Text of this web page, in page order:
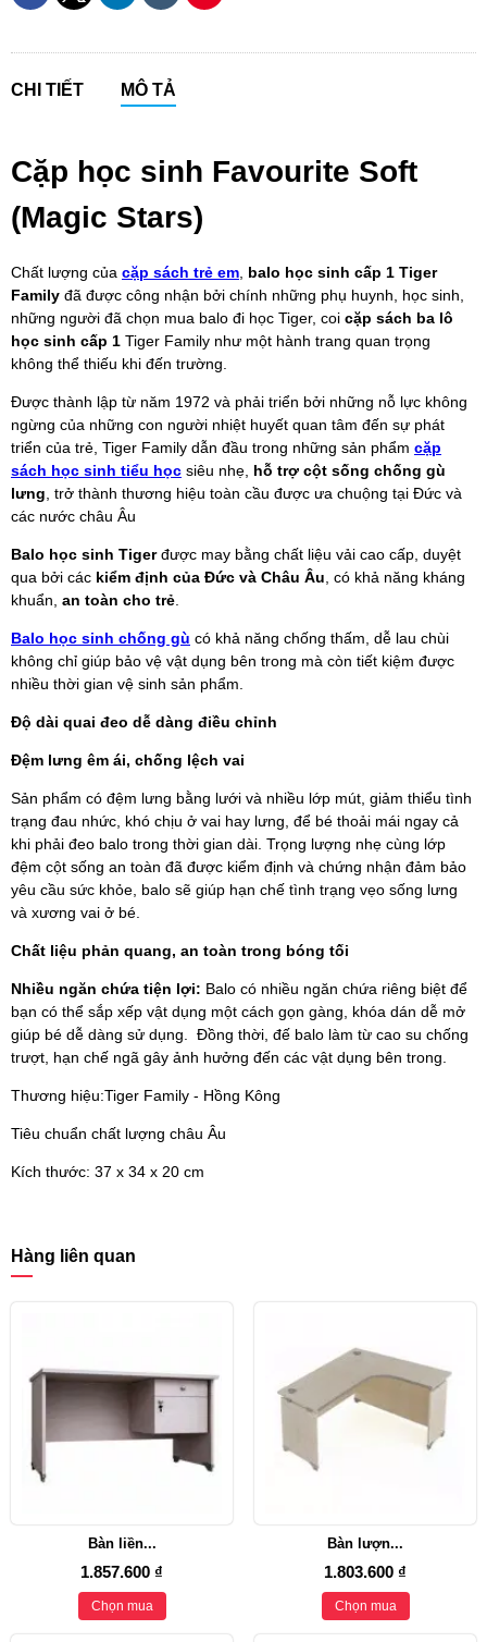
CHI TIẾT MÔ TẢ
Cặp học sinh Favourite Soft
(Magic Stars)
Chất lượng của cặp sách trẻ em balo học sinh cấp 1 Tiger
Family đã được công nhận bởi chính những phụ huynh, học sinh,
những người đã chọn mua balo đi học Tiger, coi cặp sách ba lô
học sinh cấp 1 Tiger Family như một hành trang quan trọng
không thể thiếu khi đến trường.
Được thành lập từ năm 1972 và phải triển bởi những nỗ lực không
ngừng của những con người nhiệt huyết quan tâm đến sự phát
triển của trẻ, Tiger Family dẫn đầu trong những sản phẩm cặp
sách học sinh tiểu học siêu nhẹ, hỗ trợ cột sống chống gù
lưng , trở thành thương hiệu toàn cầu được ưa chuộng tại Đức và
các nước châu Âu
Balo học sinh Tigerđược may bằng chất liệu vải cao cấp, duyệt
qua bởi các kiểm định của Đức và Châu Âu , có khả năng kháng
khuẩn, an toàn cho trẻ
Balo học sinh chống gù có khả năng chống thấm, dễ lau chùi
không chỉ giúp bảo vệ vật dụng bên trong mà còn tiết kiệm được
nhiều thời gian vệ sinh sản phẩm.
Độ dài quai đeo dễ dàng điều chỉnh
Đệm lưng êm ái, chống lệch vai
Sản phẩm có đệm lưng bằng lưới và nhiều lớp mút, giảm thiểu tình
trạng đau nhức, khó chịu ở vai hay lưng, để bé thoải mái ngay cả
khi phải đeo balo trong thời gian dài. Trọng lượng nhẹ cùng lớp
đệm cột sống an toàn đã được kiểm định và chứng nhận đảm bảo
yêu cầu sức khỏe, balo sẽ giúp hạn chế tình trạng vẹo sống lưng
và xương vai ở bé.
Chất liệu phản quang, an toàn trong bóng tối
Nhiều ngăn chứa tiện lợi: Balo có nhiều ngăn chứa riêng biệt để
bạn có thể sắp xếp vật dụng một cách gọn gàng, khóa dán dễ mở
giúp bé dễ dàng sử dụng. Đồng thời, đế balo làm từ cao su chống
trượt, hạn chế ngã gây ảnh hưởng đến các vật dụng bên trong.
Thương hiệu:Tiger Family - Hồng Kông
Tiêu chuẩn chất lượng châu Âu
Kích thước: 37 x 34 x 20 cm
Hàng liên quan
Bàn liền...
1.857.600 ₫
Chọn mua
Bàn lượn...
1.803.600 ₫
Chọn mua